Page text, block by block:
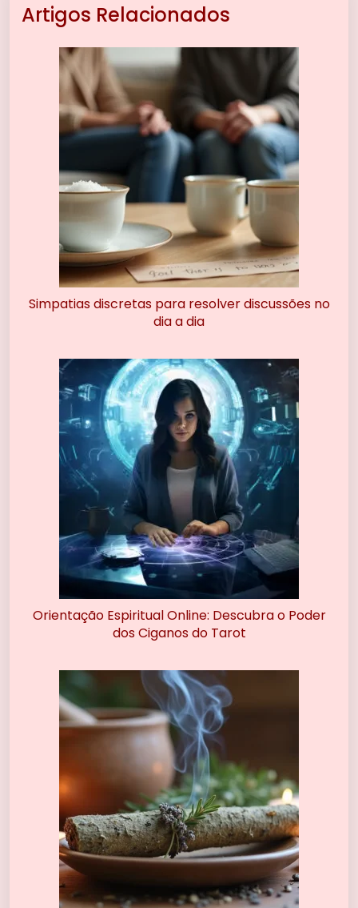
Artigos Relacionados
Simpatias discretas para resolver discussões no
dia a dia
Orientação Espiritual Online: Descubra o Poder
dos Ciganos do Tarot